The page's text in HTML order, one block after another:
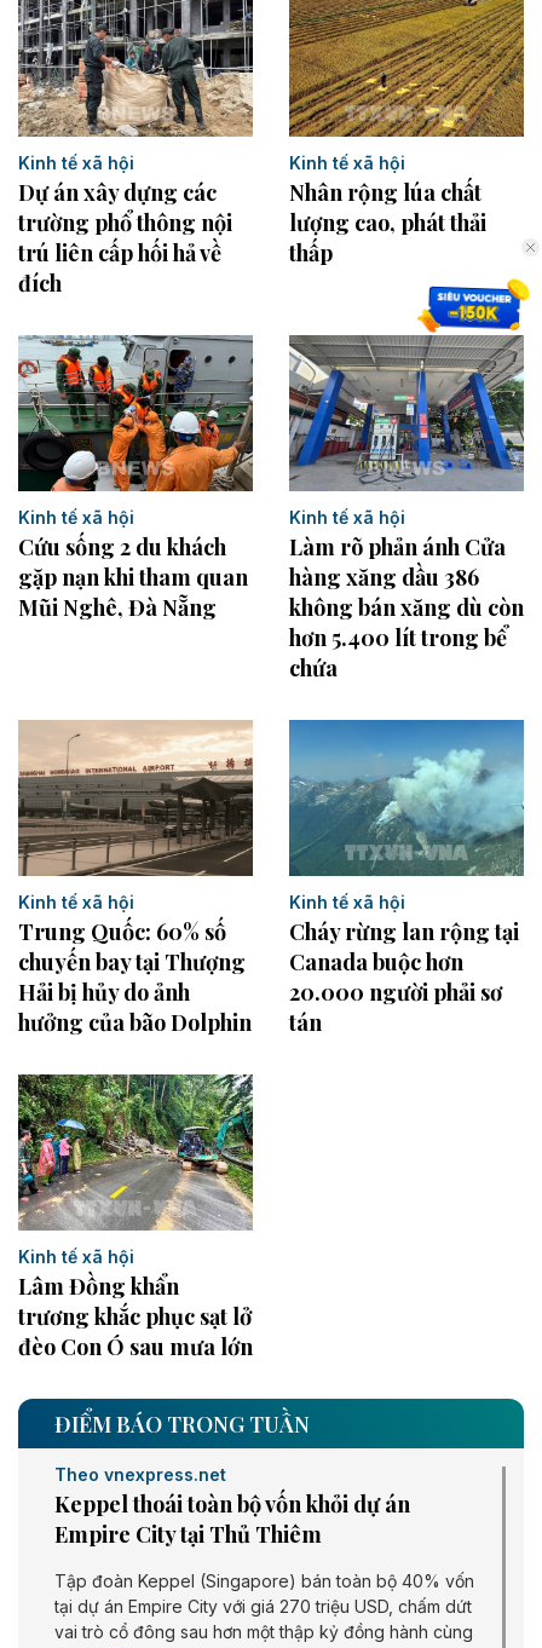
Kinh tế xã hội
Dự án xây dựng các
trường phổ thông nội
trú liên cấp hối hả về
đích
Kinh tế xã hội
Nhân rộng lúa chất
lượng cao, phát thải
thấp
Kinh tế xã hội
Cứu sống 2 du khách
gặp nạn khi tham quan
Mũi Nghê, Đà Nẵng
Kinh tế xã hội
Làm rõ phản ánh Cửa
hàng xăng dầu 386
không bán xăng dù còn
hơn 5.400 lít trong bể
chứa
Kinh tế xã hội
Trung Quốc: 60% số
chuyến bay tại Thượng
Hải bị hủy do ảnh
hưởng của bão Dolphin
Kinh tế xã hội
Cháy rừng lan rộng tại
Canada buộc hơn
20.000 người phải sơ
tán
Kinh tế xã hội
Lâm Đồng khẩn
trương khắc phục sạt lở
đèo Con Ó sau mưa lớn
ĐIỂM BÁO TRONG TUẦN
Theo vnexpress.net
Keppel thoái toàn bộ vốn khỏi dự án
Empire City tại Thủ Thiêm
Tập đoàn Keppel (Singapore) bán toàn bộ 40% vốn
tại dự án Empire City với giá 270 triệu USD, chấm dứt
vai trò cổ đông sau hơn một thập kỷ đồng hành cùng